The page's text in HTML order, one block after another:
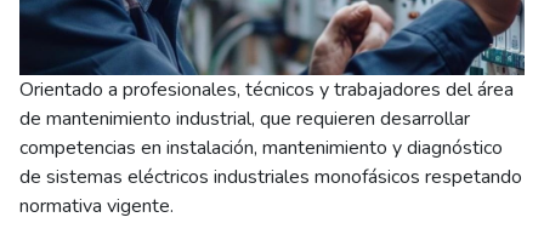
Orientado a profesionales, técnicos y trabajadores del área
de mantenimiento industrial, que requieren desarrollar
competencias en instalación, mantenimiento y diagnóstico
de sistemas eléctricos industriales monofásicos respetando
normativa vigente.